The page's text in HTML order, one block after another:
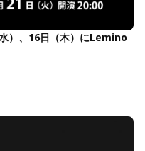
）、16日（木）にLemino